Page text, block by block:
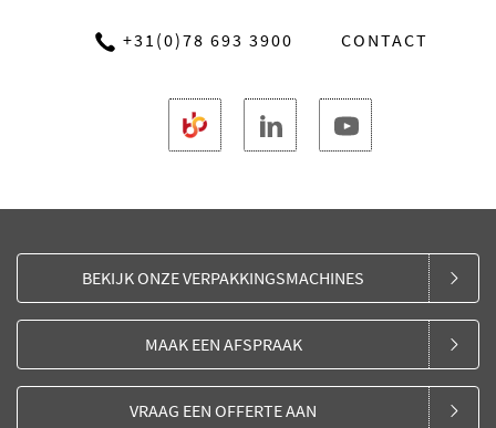
+31(0)78 693 3900 CONTACT
BEKIJK ONZE VERPAKKINGSMACHINES
MAAK EEN AFSPRAAK
VRAAG EEN OFFERTE AAN